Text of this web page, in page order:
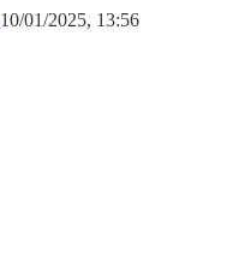
10/01/2025, 13:56